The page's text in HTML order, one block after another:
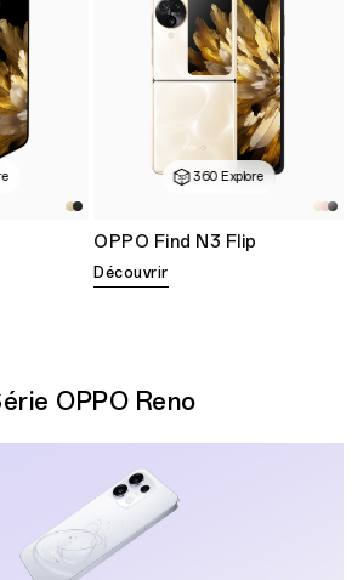
360 Explore
OPPO Find N3 Flip
Découvrir
OPPO Reno